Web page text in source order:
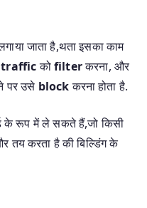
जाता है,थता इसका काम
trafficकोfilterकरना, और
पर उसे blockकरना होता है.
के रूप में ले सकते हैं,जो किसी
तय करता है की बिल्डिंग के